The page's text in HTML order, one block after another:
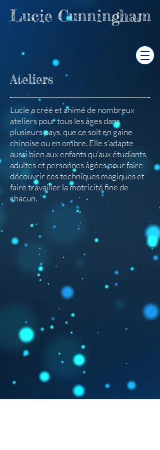
Lucie Cunningham
Ateliers
Lucie a créé et animé de nombreux
ateliers pour tous les âges dans
plusieurs pays, que ce soit en gaine
chinoise ou en ombre. Elle s'adapte
aussi bien aux enfants qu'aux étudiants,
adultes et personnes âgées pour faire
découvrir ces techniques magiques et
faire travailler la motricité fine de
chacun.